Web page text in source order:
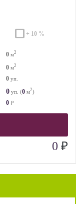
+ 10 %
0 м2
0 м2
0 уп.
0 уп. (0 м2)
0 ₽
0 ₽